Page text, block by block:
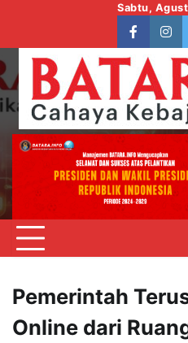
content
Sabtu,
facebook
Pemerintah
Online dari